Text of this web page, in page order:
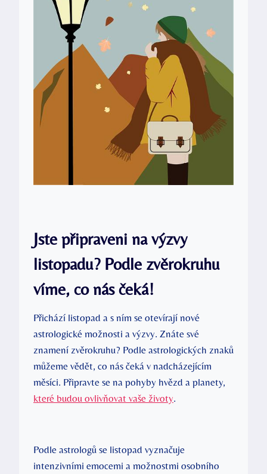
Jste připraveni na výzvy
listopadu? Podle zvěrokruhu
víme, co nás čeká!
Přichází listopad a s ním se otevírají nové
astrologické možnosti a výzvy. Znáte své
znamení zvěrokruhu? Podle astrologických znaků
můžeme vědět, co nás čeká v nadcházejícím
měsíci. Připravte se na pohyby hvězd a planety,
které budou ovlivňovat vaše životy.
Podle astrologů se listopad vyznačuje
intenzivními emocemi a možnostmi osobního